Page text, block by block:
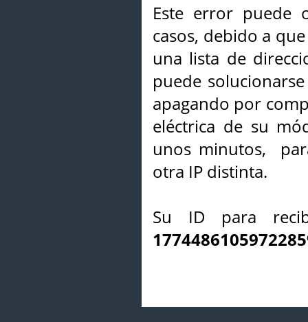
Este error puede
casos, debido a
una lista de
puede
apagando por
eléctrica de su
unos minutos,
otra IP distinta.
Su ID para